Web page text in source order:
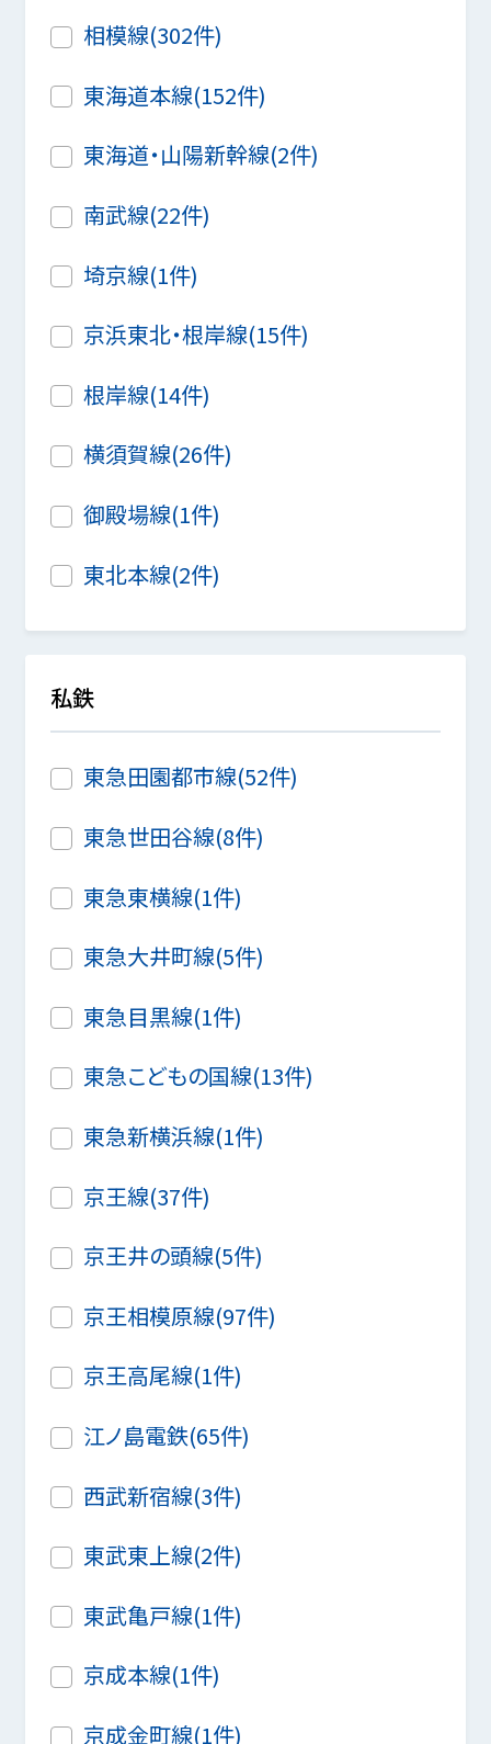
相模線(302件)
東海道本線(152件)
東海道・山陽新幹線(2件)
南武線(22件)
埼京線(1件)
京浜東北・根岸線(15件)
根岸線(14件)
横須賀線(26件)
御殿場線(1件)
東北本線(2件)
私鉄
東急田園都市線(52件)
東急世田谷線(8件)
東急東横線(1件)
東急大井町線(5件)
東急目黒線(1件)
東急こどもの国線(13件)
東急新横浜線(1件)
京王線(37件)
京王井の頭線(5件)
京王相模原線(97件)
京王高尾線(1件)
江ノ島電鉄(65件)
西武新宿線(3件)
東武東上線(2件)
東武亀戸線(1件)
京成本線(1件)
京成金町線(1件)